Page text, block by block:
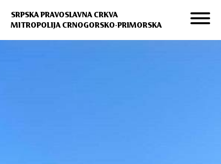
SRPSKA PRAVOSLAVNA CRKVA
MITROPOLIJA CRNOGORSKO-PRIMORSKA